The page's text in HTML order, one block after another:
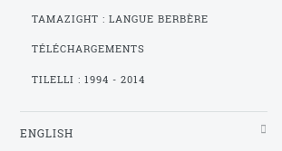
TAMAZIGHT : LANGUE BERBÈRE
TÉLÉCHARGEMENTS
TILELLI : 1994 - 2014
ENGLISH